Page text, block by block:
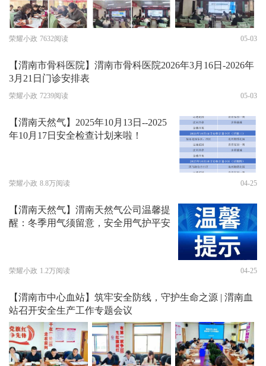
荣耀小政 7632阅读 05-03
【渭南市骨科医院】渭南市骨科医院2026年3月16日-2026年
3月21日门诊安排表
荣耀小政 7239阅读 05-03
【渭南天然气】2025年10月13日--2025
年10月17日安全检查计划来啦！
荣耀小政 8.8万阅读 04-25
【渭南天然气】渭南天然气公司温馨提
醒：冬季用气须留意，安全用气护平安
荣耀小政 1.2万阅读 04-25
【渭南市中心血站】筑牢安全防线，守护生命之源 | 渭南血
站召开安全生产工作专题会议